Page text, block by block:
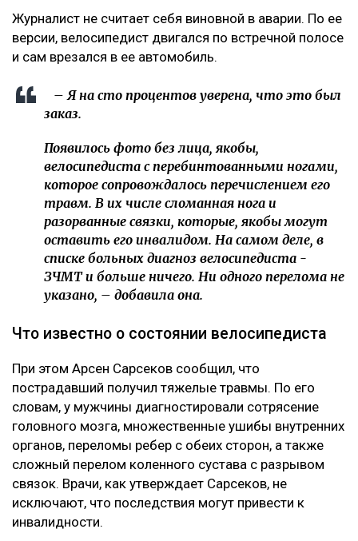
Журналист не считает себя виновной в аварии. По ее
версии, велосипедист двигался по встречной полосе
и сам врезался в ее автомобиль.
– Я на сто процентов уверена, что это был
заказ.
Появилось фото без лица, якобы,
велосипедиста с перебинтованными ногами,
которое сопровождалось перечислением его
травм. В их числе сломанная нога и
разорванные связки, которые, якобы могут
оставить его инвалидом. На самом деле, в
списке больных диагноз велосипедиста -
ЗЧМТ и больше ничего. Ни одного перелома не
указано, – добавила она.
Что известно о состоянии велосипедиста
При этом Арсен Сарсеков сообщил, что
пострадавший получил тяжелые травмы. По его
словам, у мужчины диагностировали сотрясение
головного мозга, множественные ушибы внутренних
органов, переломы ребер с обеих сторон, а также
сложный перелом коленного сустава с разрывом
связок. Врачи, как утверждает Сарсеков, не
исключают, что последствия могут привести к
инвалидности.